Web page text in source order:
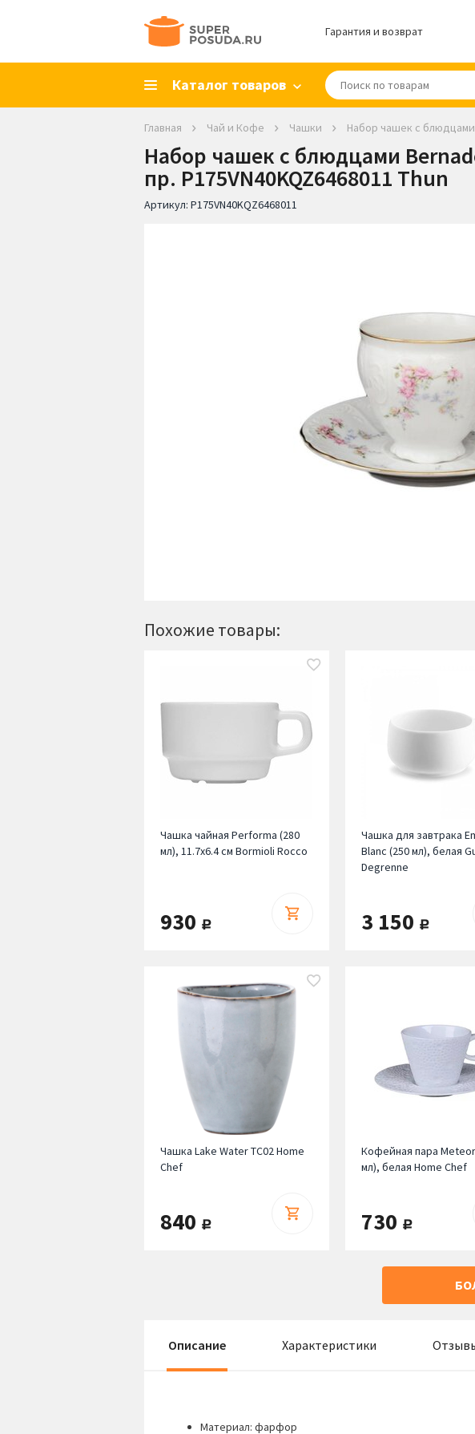
Гарантия и возврат
Каталог товаров
Главная Чай и Кофе Чашки Набор чашек с
Набор чашек с блюдцами
пр. P175VN40KQZ6468011 Thun
Артикул: P175VN40KQZ6468011
Похожие товары:
Чашка чайная Performa (280
мл), 11.7х6.4 см Bormioli Rocco
930 руб.
Чашка для завтрака
Blanc (250 мл), белая
Degrenne
3 150 руб.
Чашка Lake Water TC02 Home
Chef
840 руб.
Кофейная пара
мл), белая Home Chef
730 руб.
Описание Характеристики
Материал: фарфор